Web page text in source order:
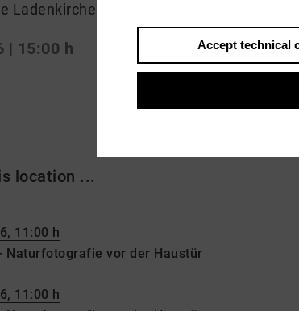
Ladenkirche
| 15:00 h
location ...
11:00 h
Naturfotografie vor der Haustür
11:00 h
Accept technical